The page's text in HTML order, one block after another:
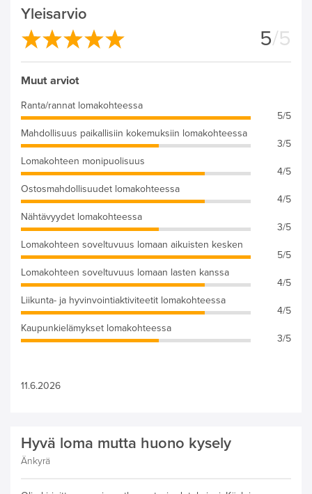
Yleisarvio
5/5
Muut arviot
Ranta/rannat lomakohteessa
5/5
Mahdollisuus paikallisiin kokemuksiin lomakohteessa
3/5
Lomakohteen monipuolisuus
4/5
Ostosmahdollisuudet lomakohteessa
4/5
Nähtävyydet lomakohteessa
3/5
Lomakohteen soveltuvuus lomaan aikuisten kesken
5/5
Lomakohteen soveltuvuus lomaan lasten kanssa
4/5
Liikunta- ja hyvinvointiaktiviteetit lomakohteessa
4/5
Kaupunkielämykset lomakohteessa
3/5
11.6.2026
Hyvä loma mutta huono kysely
Änkyrä